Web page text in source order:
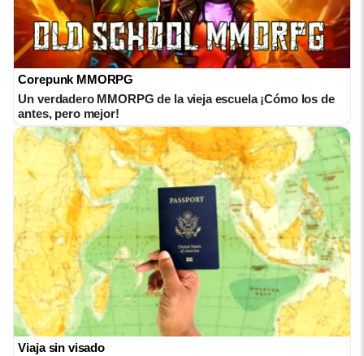
Corepunk MMORPG
Un verdadero MMORPG de la vieja escuela ¡Cómo los de
antes, pero mejor!
Viaja sin visado